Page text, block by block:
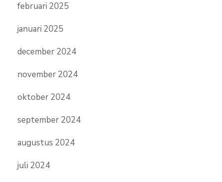
februari 2025
januari 2025
december 2024
november 2024
oktober 2024
september 2024
augustus 2024
juli 2024